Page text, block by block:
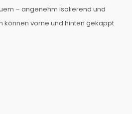
– angenehm isolierend und
können vorne und hinten gekappt